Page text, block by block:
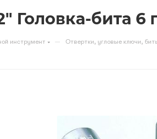
Головка-бита 6
инструмент — Отвертки, угловые ключи,